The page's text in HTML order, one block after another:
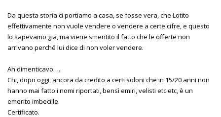
Da questa storia ci portiamo a casa, se fosse vera, che Lotito
effettivamente non vuole vendere o vendere a certe cifre, e questo
lo sapevamo gia, ma viene smentito il fatto che le offerte non
arrivano perché lui dice di non voler vendere.
Ah dimenticavo…..
Chi, dopo oggi, ancora da credito a certi soloni che in 15/20 anni non
hanno mai fatto i nomi riportati, bensì emiri, velisti etc etc, è un
emerito imbecille.
Certificato.